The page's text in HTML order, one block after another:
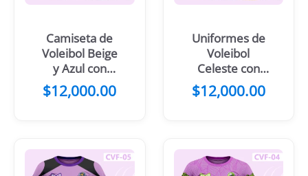
Camiseta de
Voleibol Beige
y Azul con
diseño de
dragon
$12,000.00
Uniformes de
Voleibol
Celeste con
negro
difuminado
$12,000.00